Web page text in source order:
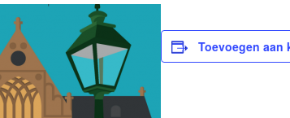
Toevoegen aan